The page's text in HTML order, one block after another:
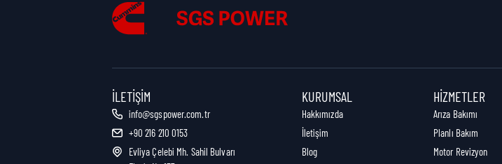
Nakliye Uzunluğu:
Nakliye Ağırlığı:
İLETIŞIM
info@sgspower.com.tr
+90 216 210 0153
Evliya Çelebi Mh. Sahil Bulvarı
KURUMSAL
Hakkımızda
İletişim
Blog
HIZMETLER
Arıza Bakımı
Planlı Bakım
Motor Revizyon